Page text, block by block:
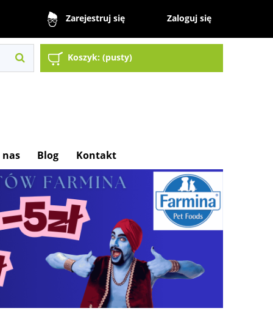
Zarejestruj się Zaloguj się
Koszyk: (pusty)
nas Blog Kontakt